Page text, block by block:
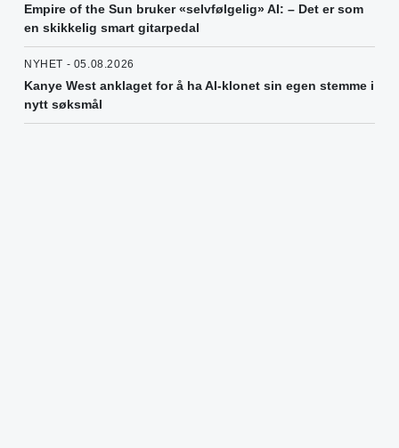
Empire of the Sun bruker «selvfølgelig» AI: – Det er som
en skikkelig smart gitarpedal
NYHET - 05.08.2026
Kanye West anklaget for å ha AI-klonet sin egen stemme i
nytt søksmål